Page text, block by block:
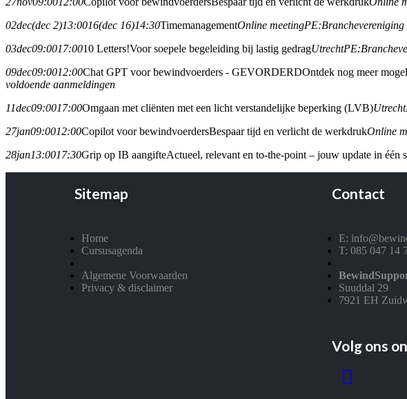
02dec(dec 2)13:0016(dec 16)14:30TimemanagementOnline meetingPE:
03dec09:0017:0010 Letters!Voor soepele begeleiding bij lastig gedragUtrechtPE:
09dec09:0012:00Chat GPT voor bewindvoerders - GEVORDERDOntdek nog meer
voldoende aanmeldingen
11dec09:0017:00Omgaan met cliënten met een licht verstandelijke beperking (LVB)Utrecht
27jan09:0012:00Copilot voor bewindvoerdersBespaar tijd en verlicht de werkdrukOnline
28jan13:0017:30Grip op IB aangifteActueel, relevant en to-the-point – jouw update in één
Sitemap
Home
Cursusagenda
Algemene Voorwaarden
Privacy & disclaimer
Contact
E:
T: 085 047 14
Suuddal 29
7921 EH
Volg ons